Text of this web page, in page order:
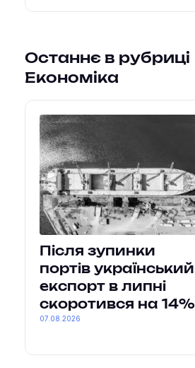
Останнє в рубриці
Економіка
Після зупинки
портів український
експорт в липні
скоротився на 14%
07.08.2026